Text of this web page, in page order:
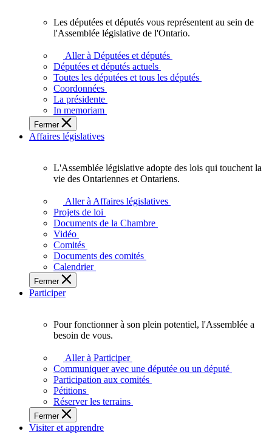
députés
vous
représentent
sein
de
l'Assemblée
législative
l'Ontario.
Les députées et députés vous représentent au sein de
l'Assemblée législative de l'Ontario.
Aller à Députées et députés
Députées et députés actuels
Toutes les députées et tous les députés
Coordonnées
La présidente
In memoriam
Fermer
Affaires législatives
L'Assemblée
adopte
touchent
des
Ontariennes
et
L'Assemblée législative adopte des lois qui touchent la
vie des Ontariennes et Ontariens.
Aller à Affaires législatives
Projets de loi
Documents de la Chambre
Vidéo
Comités
Documents des comités
Calendrier
Fermer
Participer
plein
potentiel,
l'Assemblée
a
besoin
de
Pour fonctionner à son plein potentiel, l'Assemblée a
besoin de vous.
Aller à Participer
Communiquer avec une députée ou un député
Participation aux comités
Pétitions
Réserver les terrains
Fermer
Visiter et apprendre